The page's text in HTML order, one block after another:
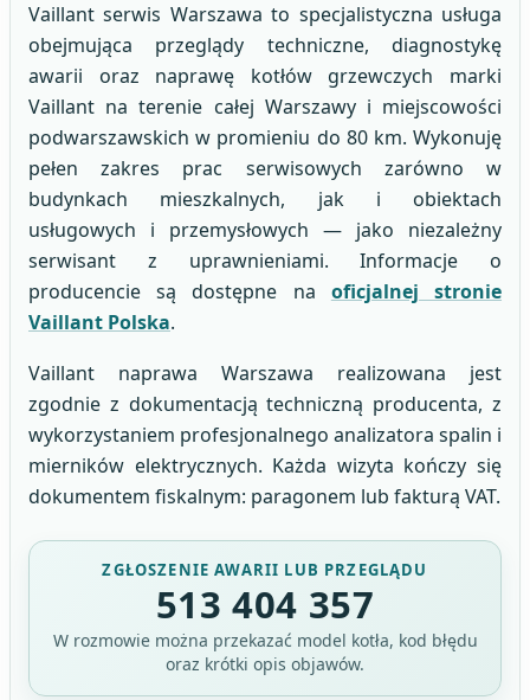
Vaillant serwis Warszawa to specjalistyczna usługa
obejmująca przeglądy techniczne, diagnostykę
awarii oraz naprawę kotłów grzewczych marki
Vaillant na terenie całej Warszawy i miejscowości
podwarszawskich w promieniu do 80 km. Wykonuję
pełen zakres prac serwisowych zarówno w
budynkach mieszkalnych, jak i obiektach
usługowych i przemysłowych — jako niezależny
serwisant z uprawnieniami. Informacje o
producencie są dostępne na oficjalnej stronie
Vaillant Polska.
Vaillant naprawa Warszawa realizowana jest
zgodnie z dokumentacją techniczną producenta, z
wykorzystaniem profesjonalnego analizatora spalin i
mierników elektrycznych. Każda wizyta kończy się
dokumentem fiskalnym: paragonem lub fakturą VAT.
ZGŁOSZENIE AWARII LUB PRZEGLĄDU
513 404 357
W rozmowie można przekazać model kotła, kod błędu
oraz krótki opis objawów.